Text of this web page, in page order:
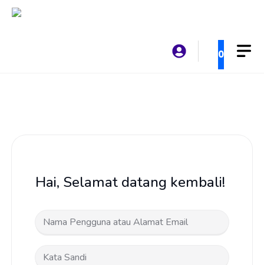
Langsung
0
Hai, Selamat datang kembali!